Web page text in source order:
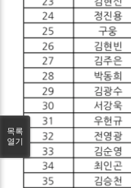
목록
열기